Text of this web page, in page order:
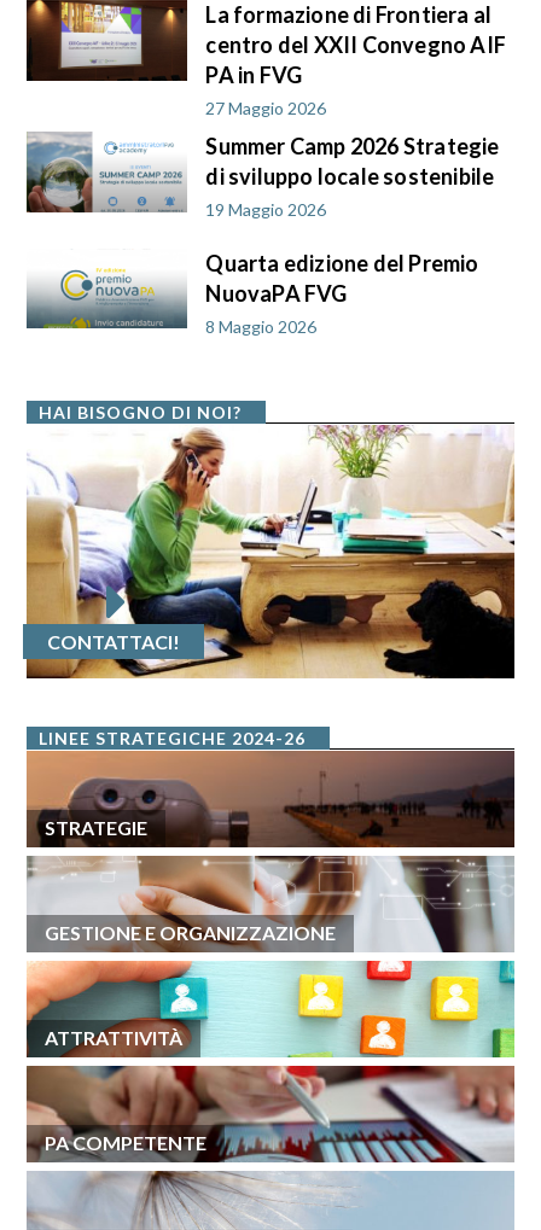
La formazione di Frontiera al
centro del XXII Convegno AIF
PA in FVG
27 Maggio 2026
Summer Camp 2026 Strategie
di sviluppo locale sostenibile
19 Maggio 2026
Quarta edizione del Premio
NuovaPA FVG
8 Maggio 2026
HAI BISOGNO DI NOI?
CONTATTACI!
LINEE STRATEGICHE 2024-26
STRATEGIE
GESTIONE E ORGANIZZAZIONE
ATTRATTIVITÀ
PA COMPETENTE